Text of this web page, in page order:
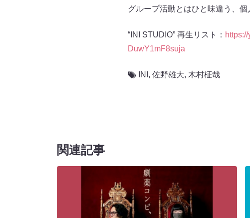
グループ活動とはひと味違う、
“INI STUDIO” 再生リスト：
DuwY1mF8suja
INI , 佐野雄大, 木村柾哉
関連記事